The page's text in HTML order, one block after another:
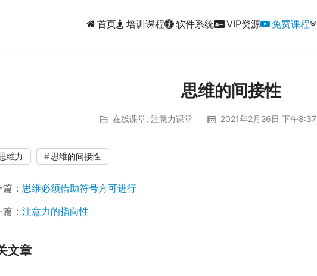
首页 培训课程 软件系统 VIP资源 免费课程
思维的间接性
在线课堂, 注意力课堂 2021年2月26日 下午8:37
维力 思维的间接性
篇： 思维必须借助符号方可进行
： 注意力的指向性
文章